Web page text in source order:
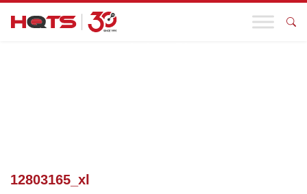
12803165_xl